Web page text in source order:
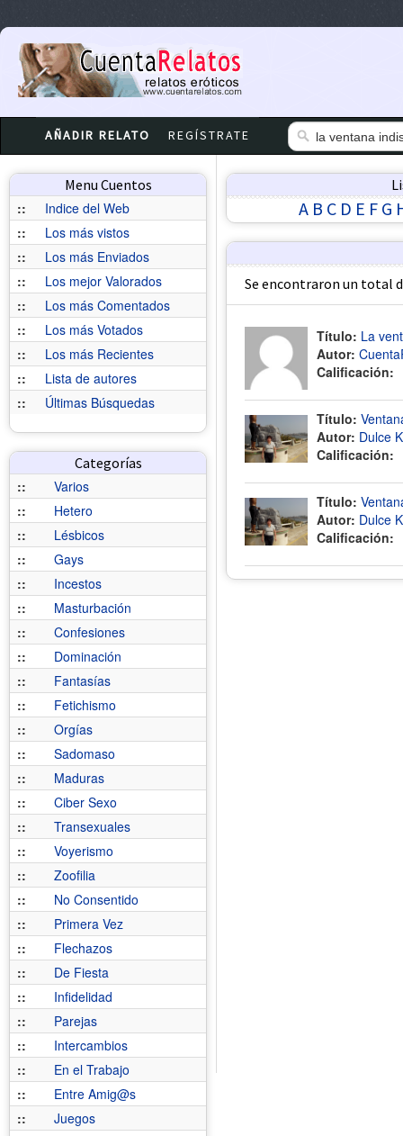
AÑADIR RELATO REGÍSTRATE
Menu Cuentos
::
Indice del Web
::
Los más vistos
::
Los más Enviados
::
Los mejor Valorados
::
Los más Comentados
::
Los más Votados
::
Los más Recientes
::
Lista de autores
::
Últimas Búsquedas
Categorías
::
Varios
::
Hetero
::
Lésbicos
::
Gays
::
Incestos
::
Masturbación
::
Confesiones
::
Dominación
::
Fantasías
::
Fetichismo
::
Orgías
::
Sadomaso
::
Maduras
::
Ciber Sexo
::
Transexuales
::
Voyerismo
::
Zoofilia
::
No Consentido
::
Primera Vez
::
Flechazos
::
De Fiesta
::
Infidelidad
::
Parejas
::
Intercambios
::
En el Trabajo
::
Entre Amig@s
::
Juegos
A B C D E F G
Se encontraron un total
Título: La
Autor:
Calificación:
Título:
Autor: Dulce
Calificación:
Título:
Autor: Dulce
Calificación: